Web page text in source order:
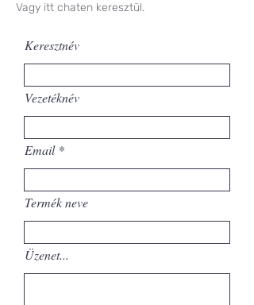
Vagy itt chaten keresztül.
Keresztnév
Vezetéknév
Email
Termék neve
Üzenet...